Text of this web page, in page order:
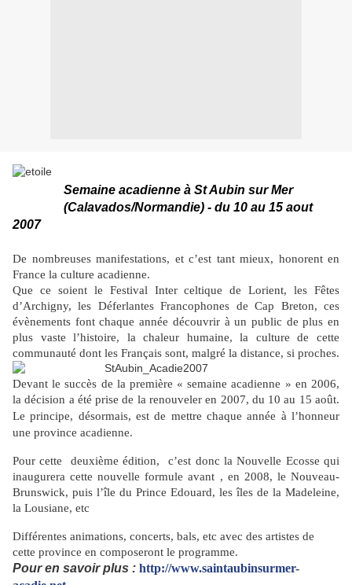
Semaine acadienne à St Aubin sur Mer
(Calavados/Normandie) - du 10 au 15 aout
2007
De nombreuses manifestations, et c’est tant mieux, honorent en
France la culture acadienne.
Que ce soient le Festival Inter celtique de Lorient, les Fêtes
d’Archigny, les Déferlantes Francophones de Cap Breton, ces
évènements font chaque année découvrir à un public de plus en
plus vaste l’histoire, la chaleur humaine, la culture de cette
communauté dont les Français sont, malgré la distance, si proches.
Devant le succès de la première « semaine acadienne » en 2006,
la décision a été prise de la renouveler en 2007, du 10 au 15 août.
Le principe, désormais, est de mettre chaque année à l’honneur
une province acadienne.
Pour cette deuxième édition, c’est donc la Nouvelle Ecosse qui
inaugurera cette nouvelle formule avant , en 2008, le Nouveau-
Brunswick, puis l’île du Prince Edouard, les îles de la Madeleine,
la Lousiane, etc
Différentes animations, concerts, bals, etc avec des artistes de
cette province en composeront le programme.
Pour en savoir plus : http://www.saintaubinsurmer-